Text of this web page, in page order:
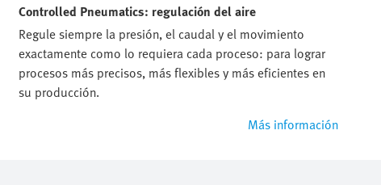
Controlled Pneumatics: regulación del aire
Regule siempre la presión, el caudal y el movimiento
exactamente como lo requiera cada proceso: para lograr
procesos más precisos, más flexibles y más eficientes en
su producción.
Más información